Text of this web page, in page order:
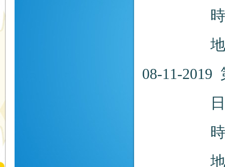
時間：
地點：
08-11-
日期：
時間：
地點：